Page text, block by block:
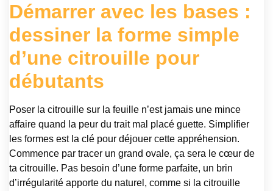
Démarrer avec les bases :
dessiner la forme simple
d’une citrouille pour
débutants
Poser la citrouille sur la feuille n’est jamais une mince
affaire quand la peur du trait mal placé guette. Simplifier
les formes est la clé pour déjouer cette appréhension.
Commence par tracer un grand ovale, ça sera le cœur de
ta citrouille. Pas besoin d’une forme parfaite, un brin
d’irrégularité apporte du naturel, comme si la citrouille